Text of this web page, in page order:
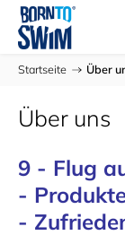
Startseite / Über
Über uns
9 - Flug
-
-